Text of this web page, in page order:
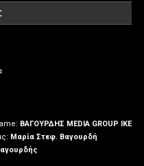
ΒΑΓΟΥΡΔΗΣ MEDIA GROUP IKE
Μαρία Στεφ. Βαγουρδή